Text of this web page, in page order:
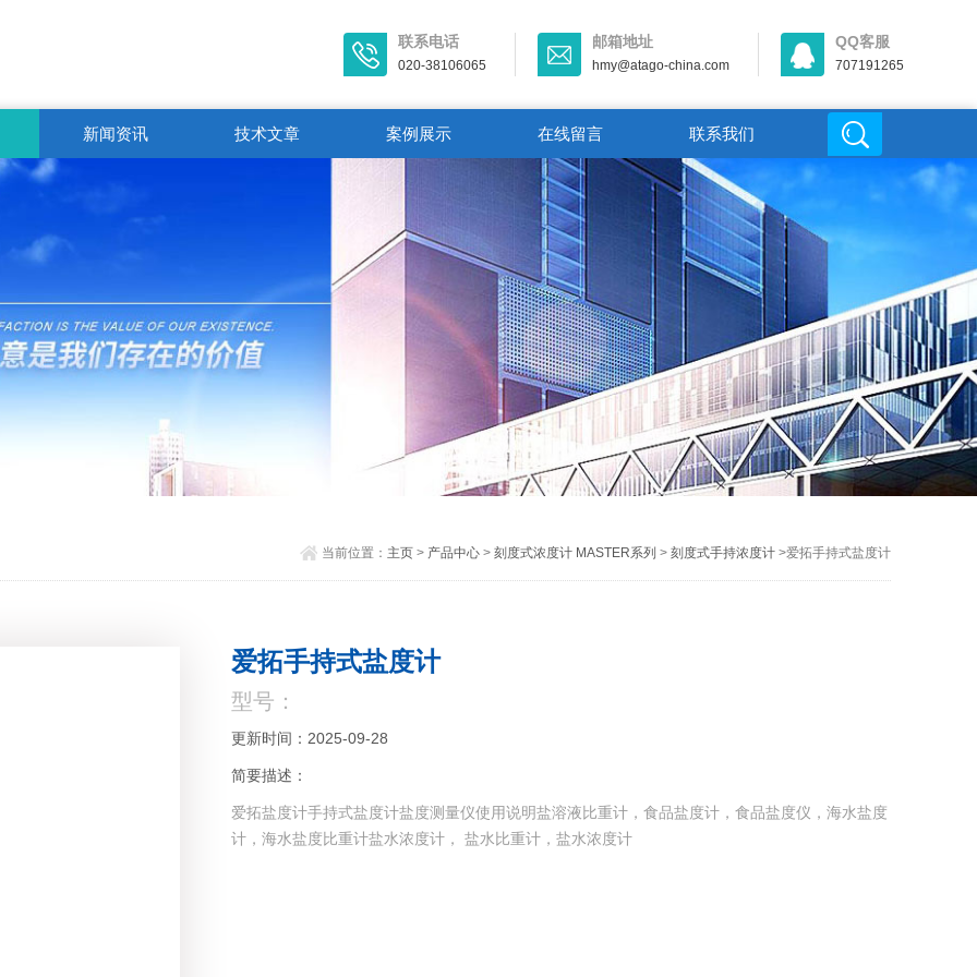
联系电话
020-38106065
邮箱地址
hmy@atago-china.com
QQ客服
707191265
新闻资讯 技术文章 案例展示 在线留言 联系我们
当前位置： 主页> 产品中心> 刻度式浓度计 MASTER系列 > 刻度式手持浓度计>爱拓手持式盐度计
爱拓手持式盐度计
型号：
更新时间：2025-09-28
简要描述：
爱拓盐度计手持式盐度计盐度测量仪使用说明盐溶液比重计，食品盐度计，食品盐度仪，海水盐度
计，海水盐度比重计盐水浓度计， 盐水比重计，盐水浓度计